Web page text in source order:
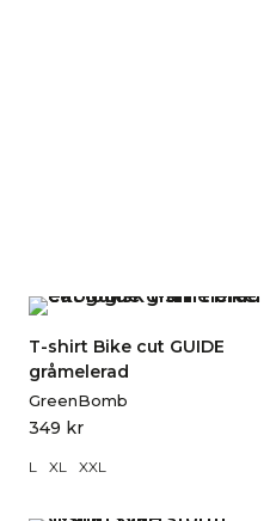
T-shirt Bike cut GUIDE
gråmelerad
GreenBomb
349 kr
L XL XXL